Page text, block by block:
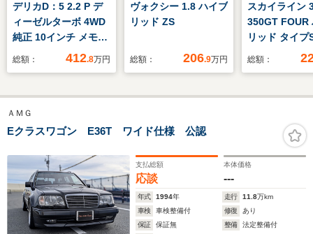
デリカD：5 2.2 P デ
ィーゼルターボ 4WD
純正 10インチ メモリ
ーナビ/イーアシスト
ーター 前席/全方位モ
ニター/車線逸脱防止
支援システム/電動バ
コーダー 社外
総額： 412.8万円
ヴォクシー 1.8 ハイブ
リッド ZS
総額： 206.9万円
スカイライン
350GT FOUR
リッド タイプ
4WD サン
ジェントエマ
ークルーズ
ドラレコ 黒
ト コーナー
19インチAW
総額：
ＡＭＧ
Eクラスワゴン E36T ワイド仕様 公認
支払総額
応談
本体価格
---
年式 1994年 走行 11.8万km
車検
車検整備付 修復
あり
保証
保証無 整備
法定整備付